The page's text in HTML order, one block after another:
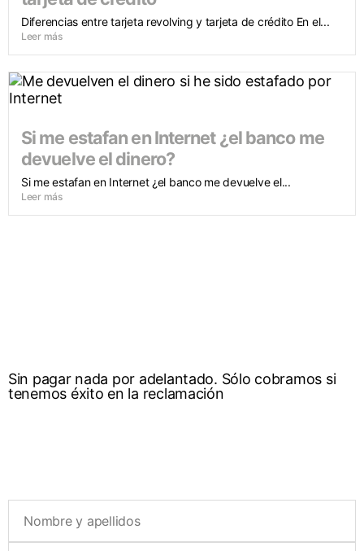
Diferencias entre tarjeta revolving y tarjeta de crédito En el...
Leer más
Si me estafan en Internet ¿el banco me
devuelve el dinero?
Si me estafan en Internet ¿el banco me devuelve el...
Leer más
Sin pagar nada por adelantado. Sólo cobramos si
tenemos éxito en la reclamación